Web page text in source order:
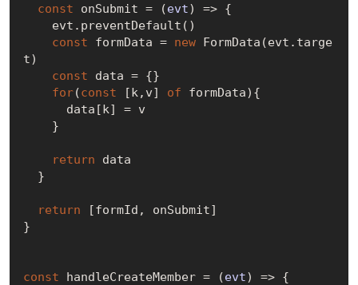
const onSubmit = (evt) => {
const formData = new FormData(evt.targe
t)
const data = {}
for(const [k,v] of formData){
return data
return [formId, onSubmit]
}
const handleCreateMember = (evt) => {